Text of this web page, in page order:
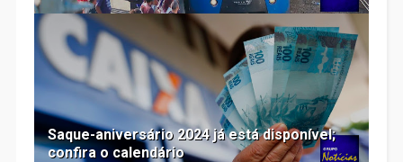
Saque-aniversário 2024 já está disponível;
confira o calendário